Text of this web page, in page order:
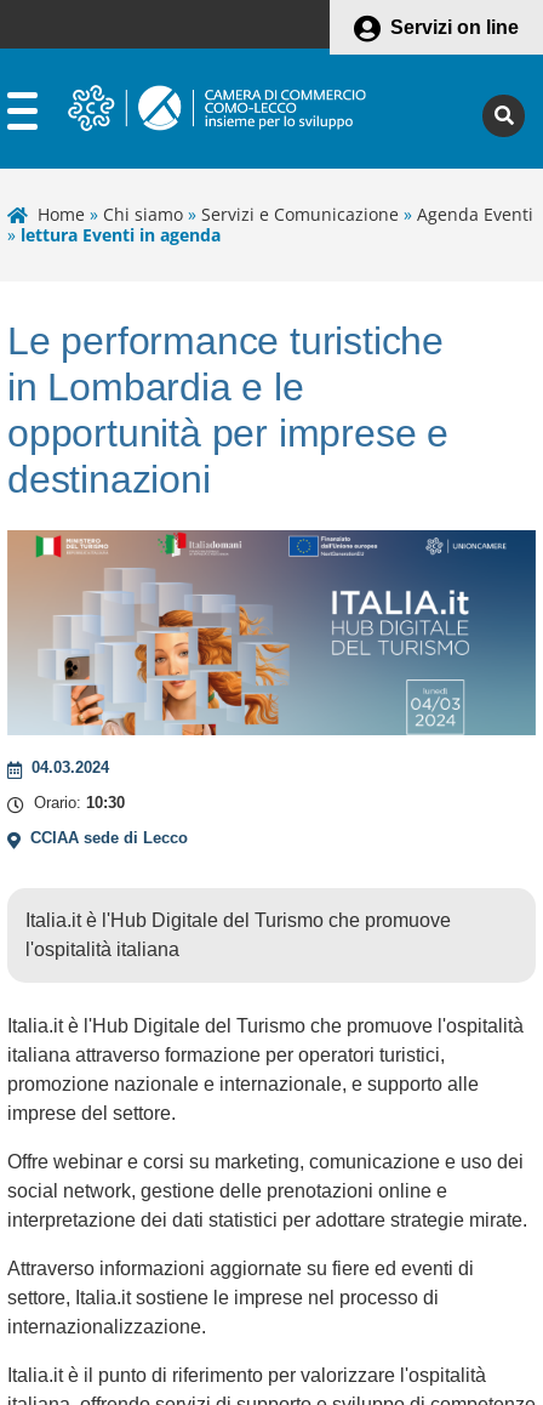
Servizi on line
Home » Chi siamo » Servizi e Comunicazione » Agenda Eventi
» lettura Eventi in agenda
Le performance turistiche
in Lombardia e le
opportunità per imprese e
destinazioni
+
04.03.2024
Orario: 10:30
CCIAA sede di Lecco
Italia.it è l'Hub Digitale del Turismo che promuove
l'ospitalità italiana
Italia.it è l'Hub Digitale del Turismo che promuove l'ospitalità
italiana attraverso formazione per operatori turistici,
promozione nazionale e internazionale, e supporto alle
imprese del settore.
Offre webinar e corsi su marketing, comunicazione e uso dei
social network, gestione delle prenotazioni online e
interpretazione dei dati statistici per adottare strategie mirate.
Attraverso informazioni aggiornate su fiere ed eventi di
settore, Italia.it sostiene le imprese nel processo di
internazionalizzazione.
Italia.it è il punto di riferimento per valorizzare l'ospitalità